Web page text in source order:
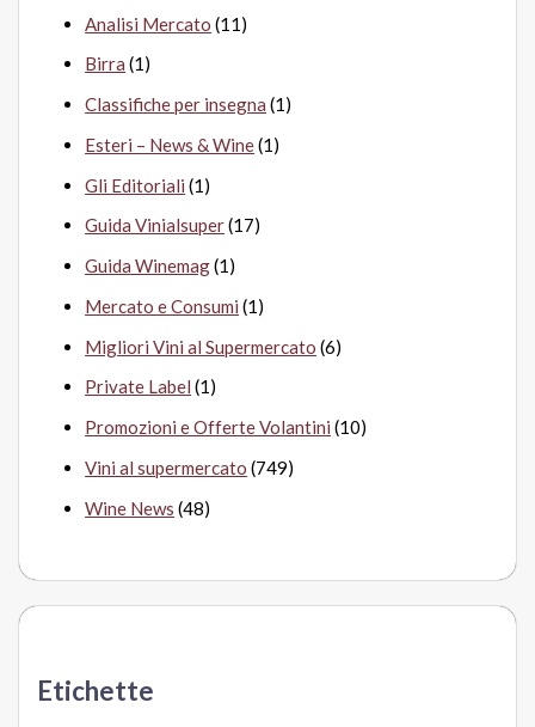
Analisi Mercato (11)
Birra (1)
Classifiche per insegna (1)
Esteri – News & Wine(1)
Gli Editoriali (1)
Guida Vinialsuper(17)
Guida Winemag(1)
Mercato e Consumi (1)
Migliori Vini al Supermercato (6)
Private Label (1)
Promozioni e Offerte Volantini (10)
Vini al supermercato (749)
Wine News (48)
Etichette